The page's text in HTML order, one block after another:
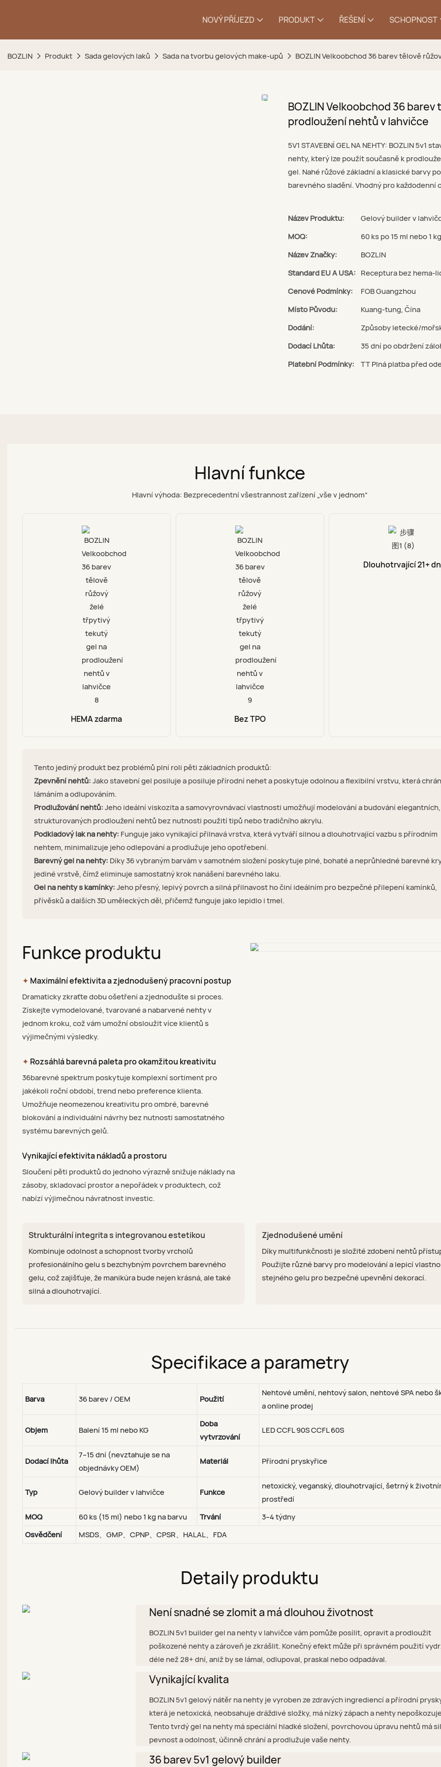
NOVÝ PŘÍJEZD PRODUKT ŘEŠENÍ SCHOPNOST
BOZLIN Produkt Sada gelových laků Sada na tvorbu gelových make-upů BOZLIN Velkoobchod 36 barev tělově
BOZLIN Velkoobchod 36
prodloužení nehtů v lahvičce
5V1 STAVEBNÍ GEL NA NEHTY: BOZLIN
nehty, který lze použít současně k
gel. Nahé růžové základní a klasické barvy
barevného sladění. Vhodný pro
Název Produktu:
Gelový builder v
MOQ:
60 ks po 15 ml nebo 1
Název Značky:
BOZLIN
Standard EU A USA: Receptura bez hema-
Cenové Podmínky:
FOB Guangzhou
Místo Původu:
Kuang-tung, Čína
Dodání:
Způsoby letecké/
Dodací Lhůta:
35 dní po obdržení
Platební Podmínky:
TT Plná platba před
Hlavní funkce
Hlavní výhoda: Bezprecedentní všestrannost zařízení „vše v jednom“
HEMA zdarma Bez TPO
Dlouhotrvající 21+
Tento jediný produkt bez problémů plní roli pěti základních produktů:
Zpevnění nehtů:Jako stavební gel posiluje a posiluje přírodní nehet a poskytuje odolnou a flexibilní vrstvu, která
lámáním a odlupováním.
Prodlužování nehtů:Jeho ideální viskozita a samovyrovnávací vlastnosti umožňují modelování a budování elegantních,
strukturovaných prodloužení nehtů bez nutnosti použití tipů nebo tradičního akrylu.
Podkladový lak na nehty: Funguje jako vynikající přilnavá vrstva, která vytváří silnou a dlouhotrvající vazbu s přírodním
nehtem, minimalizuje jeho odlepování a prodlužuje jeho opotřebení.
Barevný gel na nehty: Díky 36 vybraným barvám v samotném složení poskytuje plné, bohaté a neprůhledné barevné
jediné vrstvě, čímž eliminuje samostatný krok nanášení barevného laku.
Gel na nehty s kamínky:Jeho přesný, lepivý povrch a silná přilnavost ho činí ideálním pro bezpečné přilepení kamínků,
přívěsků a dalších 3D uměleckých děl, přičemž funguje jako lepidlo i tmel.
Funkce produktu
✦ Maximální efektivita a zjednodušený pracovní postup
Dramaticky zkraťte dobu ošetření a zjednodušte si proces.
Získejte vymodelované, tvarované a nabarvené nehty v
jednom kroku, což vám umožní obsloužit více klientů s
výjimečnými výsledky.
✦ Rozsáhlá barevná paleta pro okamžitou kreativitu
36barevné spektrum poskytuje komplexní sortiment pro
jakékoli roční období, trend nebo preference klienta.
Umožňuje neomezenou kreativitu pro ombré, barevné
blokování a individuální návrhy bez nutnosti samostatného
systému barevných gelů.
Vynikající efektivita nákladů a prostoru
Sloučení pěti produktů do jednoho výrazně snižuje náklady na
zásoby, skladovací prostor a nepořádek v produktech, což
nabízí výjimečnou návratnost investic.
Strukturální integrita s integrovanou estetikou
Kombinuje odolnost a schopnost tvorby vrcholů
profesionálního gelu s bezchybným povrchem barevného
gelu, což zajišťuje, že manikúra bude nejen krásná, ale také
silná a dlouhotrvající.
Zjednodušené umění
Díky multifunkčnosti je složité zdobení nehtů
Použijte různé barvy pro modelování a lepicí
stejného gelu pro bezpečné upevnění dekorací.
Specifikace a parametry
Barva 36 barev / OEM Použití
Nehtové umění, nehtový salon, nehtové SPA nebo
a online prodej
Objem Balení 15 ml nebo KG
Doba
vytvrzování
LED CCFL 90S CCFL 60S
Dodací lhůta
7–15 dní (nevztahuje se na
objednávky OEM)
Materiál Přírodní pryskyřice
Typ Gelový builder v lahvičce Funkce
netoxický, veganský, dlouhotrvající, šetrný k
prostředí
MOQ
60 ks (15 ml) nebo 1 kg na barvu Trvání
3–4 týdny
Osvědčení
MSDS、GMP、CPNP、CPSR、HALAL、FDA
Detaily produktu
Není snadné se zlomit a má dlouhou životnost
BOZLIN 5v1 builder gel na nehty v lahvičce vám pomůže posílit, opravit a prodloužit
poškozené nehty a zároveň je zkrášlit. Konečný efekt může při správném použití
déle než 28+ dní, aniž by se lámal, odlupoval, praskal nebo odpadával.
Vynikající kvalita
BOZLIN 5v1 gelový nátěr na nehty je vyroben ze zdravých ingrediencí a přírodní
která je netoxická, neobsahuje dráždivé složky, má nízký zápach a nehty
Tento tvrdý gel na nehty má speciální hladké složení, povrchovou úpravu nehtů má
pevnost a odolnost, účinně chrání a prodlužuje vaše nehty.
36 barev 5v1 gelový builder